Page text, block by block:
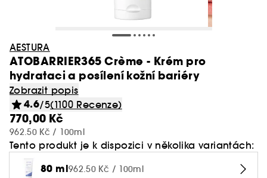
AESTURA
ATOBARRIER365 Crème - Krém pro
hydrataci a posílení kožní bariéry
Zobrazit popis
4.6/5(1100 Recenze)
770,00 Kč
962.50 Kč / 100ml
Tento produkt je k dispozici v několika variantách:
80 ml962.50 Kč / 100ml